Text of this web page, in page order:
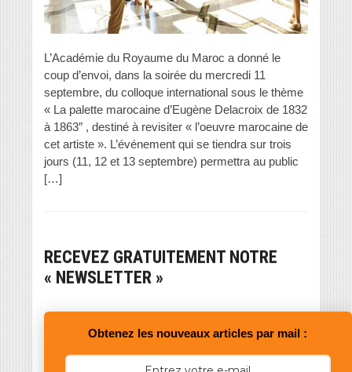
L’Académie du Royaume du Maroc a donné le
coup d’envoi, dans la soirée du mercredi 11
septembre, du colloque international sous le thème
« La palette marocaine d’Eugène Delacroix de 1832
à 1863″ , destiné à revisiter « l’oeuvre marocaine de
cet artiste ». L’événement qui se tiendra sur trois
jours (11, 12 et 13 septembre) permettra au public
[…]
RECEVEZ GRATUITEMENT NOTRE
« NEWSLETTER »
Obtenez les nouveaux articles par mail :